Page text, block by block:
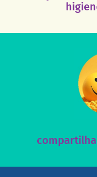
Acesse nossas redes
nossos
acesse